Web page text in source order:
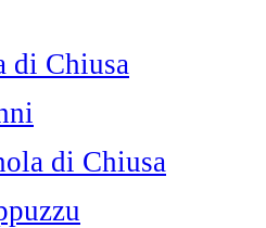
di Chiusa
di Chiusa